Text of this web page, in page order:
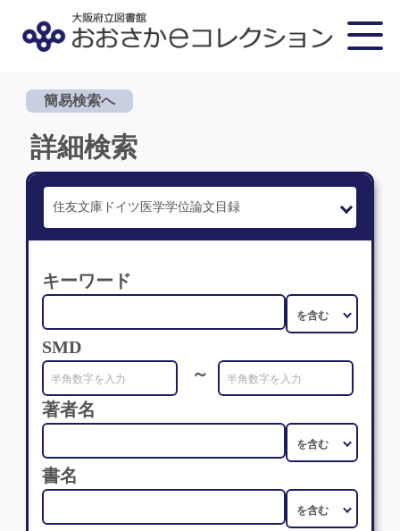
簡易検索へ
詳細検索
キーワード
SMD
～
著者名
書名